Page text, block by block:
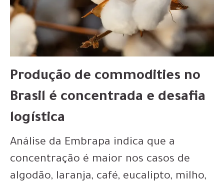
Produção de commodities no
Brasil é concentrada e desafia
logística
Análise da Embrapa indica que a
concentração é maior nos casos de
algodão, laranja, café, eucalipto, milho,